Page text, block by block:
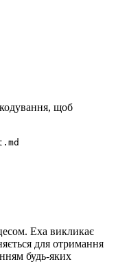
щоб
Exa викликає
для отримання
будь-яких